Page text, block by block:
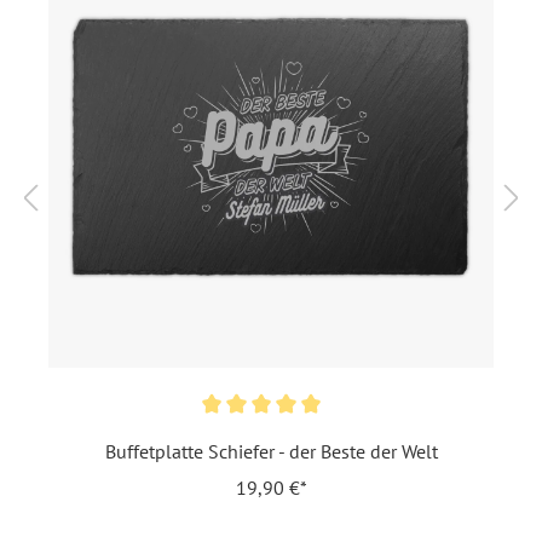
Kältespeicherung zur
Kühlung von Lebensmittel
Naturbelassener Rand
Rutschfeste Füße
Inklusiv-Leistungen: Inkl. Gravur Ihrer Inhalte
Initialen
Personalisierung: Lasergravur
4251069669998
Buffetplatte Schiefer - der Beste der Welt
19,90 €*